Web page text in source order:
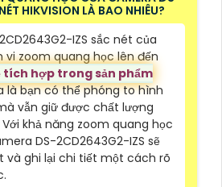
HIKVISION LÀ BAO NHIÊU?
IZS sắc nét của
vi zoom quang học lên đến
tích hợp trong sản phẩm
là bạn có thể phóng to hình
vẫn giữ được chất lượng
khả năng zoom quang học
DS-2CD2643G2-IZS sẽ
và ghi lại chi tiết một cách rõ